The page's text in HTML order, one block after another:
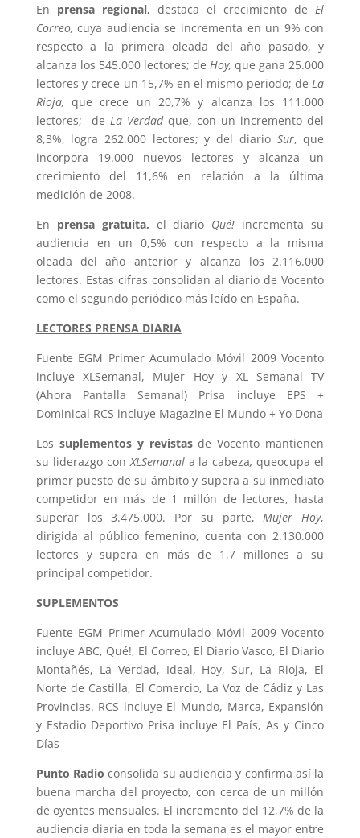
En prensa regional, destaca el crecimiento deEl
Correo, cuya audiencia se incrementa en un 9% con
respecto a la primera oleada del año pasado, y
alcanza los 545.000 lectores; de Hoy, que gana 25.000
lectores y crece un 15,7% en el mismo periodo; deLa
Rioja, que crece un 20,7% y alcanza los 111.000
lectores; de La Verdadque, con un incremento del
8,3%, logra 262.000 lectores; y del diario Sur, que
incorpora 19.000 nuevos lectores y alcanza un
crecimiento del 11,6% en relación a la última
medición de 2008.
En prensa gratuita, el diario Qué! incrementa su
audiencia en un 0,5% con respecto a la misma
oleada del año anterior y alcanza los 2.116.000
lectores. Estas cifras consolidan al diario de Vocento
como el segundo periódico más leído en España.
LECTORES PRENSA DIARIA
Fuente EGM Primer Acumulado Móvil 2009 Vocento
incluye XLSemanal, Mujer Hoy y XL Semanal TV
(Ahora Pantalla Semanal) Prisa incluye EPS +
Dominical RCS incluye Magazine El Mundo + Yo Dona
Los suplementos y revistasde Vocento mantienen
su liderazgo conXLSemanala la cabeza, queocupa el
primer puesto de su ámbito y supera a su inmediato
competidor en más de 1 millón de lectores, hasta
superar los 3.475.000. Por su parte,Mujer Hoy,
dirigida al público femenino, cuenta con 2.130.000
lectores y supera en más de 1,7 millones a su
principal competidor.
SUPLEMENTOS
Fuente EGM Primer Acumulado Móvil 2009 Vocento
incluye ABC, Qué!, El Correo, El Diario Vasco, El Diario
Montañés, La Verdad, Ideal, Hoy, Sur, La Rioja, El
Norte de Castilla, El Comercio, La Voz de Cádiz y Las
Provincias. RCS incluye El Mundo, Marca, Expansión
y Estadio Deportivo Prisa incluye El País, As y Cinco
Días
Punto Radio consolida su audiencia y confirma así la
buena marcha del proyecto, con cerca de un millón
de oyentes mensuales. El incremento del 12,7% de la
audiencia diaria en toda la semana es el mayor entre